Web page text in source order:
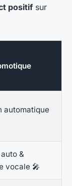
positif sur
automatique
&
vocale 🎤